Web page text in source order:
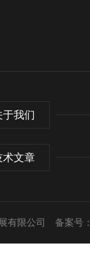
于我们
术文章
有限公司 备案号